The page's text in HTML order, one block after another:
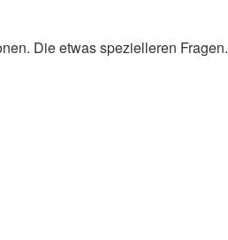
Die etwas spezielleren Fragen.